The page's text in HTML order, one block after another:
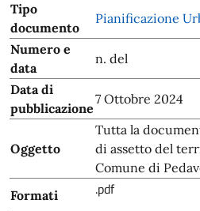
Tipo
documento
Pianificazione
Numero e
data
n. del
Data di
pubblicazione
7 Ottobre 2024
Oggetto
Tutta la
di assetto del
Comune di
Formati
.pdf